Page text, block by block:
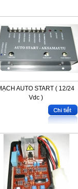
AUTO START ( 12/24
Vdc )